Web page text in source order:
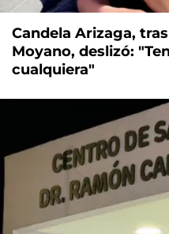
Candela Arizaga,
Moyano, deslizó:
cualquiera"